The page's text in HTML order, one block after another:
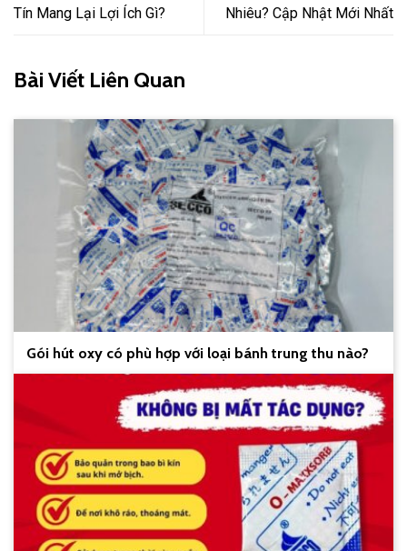
Tín Mang Lại Lợi Ích Gì?
Nhiêu? Cập Nhật Mới Nhất
Bài Viết Liên Quan
Gói hút oxy có phù hợp với loại bánh trung thu nào?